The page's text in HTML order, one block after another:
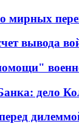
мирных
вывода
дело